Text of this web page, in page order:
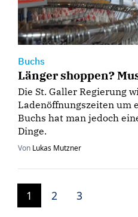
Buchs
Länger shoppen?
Die St. Galler Regierung
Ladenöffnungszeiten um
Buchs hat man jedoch
Dinge.
Von Lukas Mutzner
1 2 3